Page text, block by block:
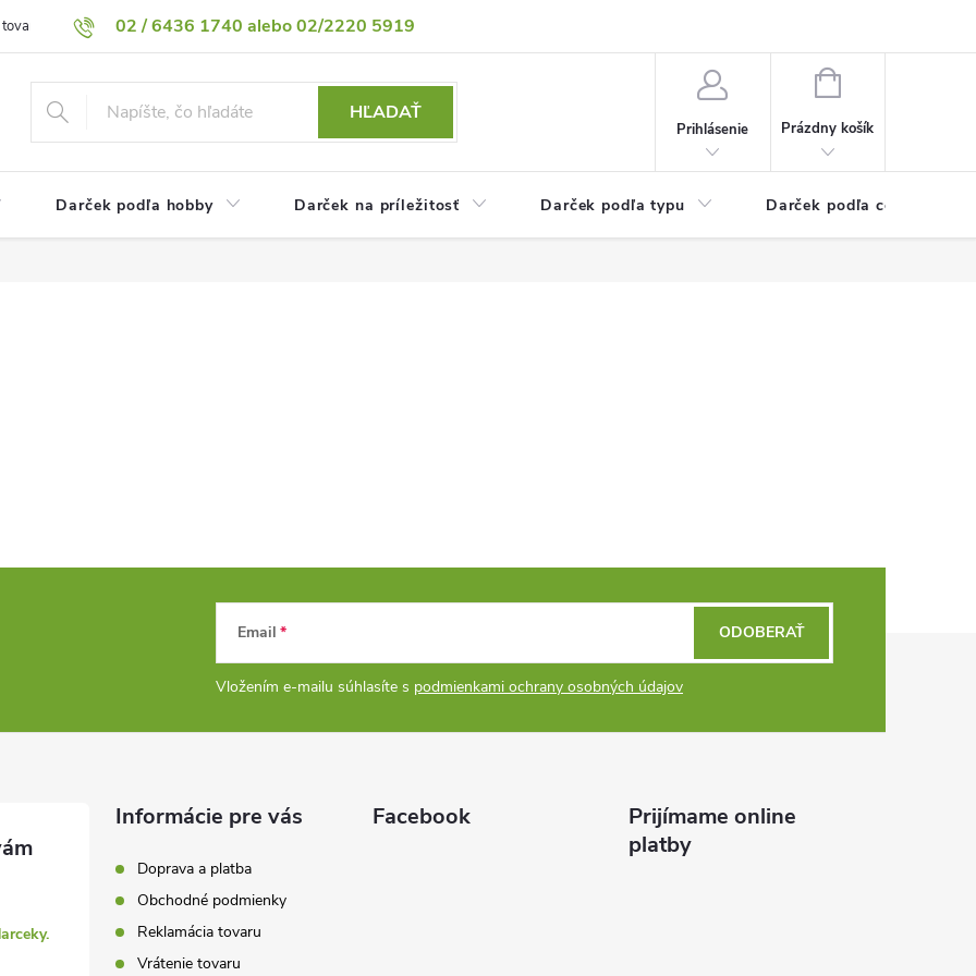
02 / 6436 1740 alebo 02/2220 5919
Vrátenie tovaru Podmienky ochrany osobných údajov
HĽADAŤ
Prihlásenie
NÁKUPNÝ
Prázdny košík
Darček podľa hobby Darček na príležitosť Darček podľa typu Darček podľa ceny
Email
Vložením e-mailu súhlasíte s podmienkami ochrany osobných údajov
ODOBERAŤ
Informácie pre vás
Doprava a platba
Obchodné podmienky
Reklamácia tovaru
Vrátenie tovaru
Facebook
Prijímame online
platby